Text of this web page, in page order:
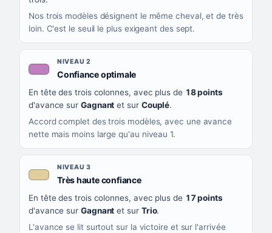
Nos trois modèles désignent le même cheval, et de très
loin. C'est le seuil le plus exigeant des sept.
NIVEAU 2
Confiance optimale, couleur mauve
En tête des trois colonnes, avec plus de 18 points
d'avance sur Gagnant et sur Couplé.
Accord complet des trois modèles, avec une avance
nette mais moins large qu'au niveau 1.
NIVEAU 3
Très haute confiance, couleur beige
En tête des trois colonnes, avec plus de 17 points
d'avance sur Gagnant et sur Trio.
L'avance se lit surtout sur la victoire et sur l'arrivée